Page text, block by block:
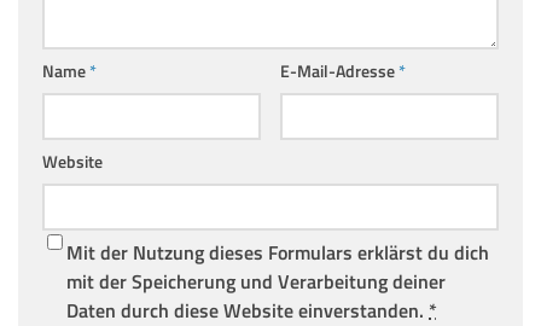
Name* E-Mail-Adresse*
Website
Mit der Nutzung dieses Formulars erklärst du dich
mit der Speicherung und Verarbeitung deiner
Daten durch diese Website einverstanden. *